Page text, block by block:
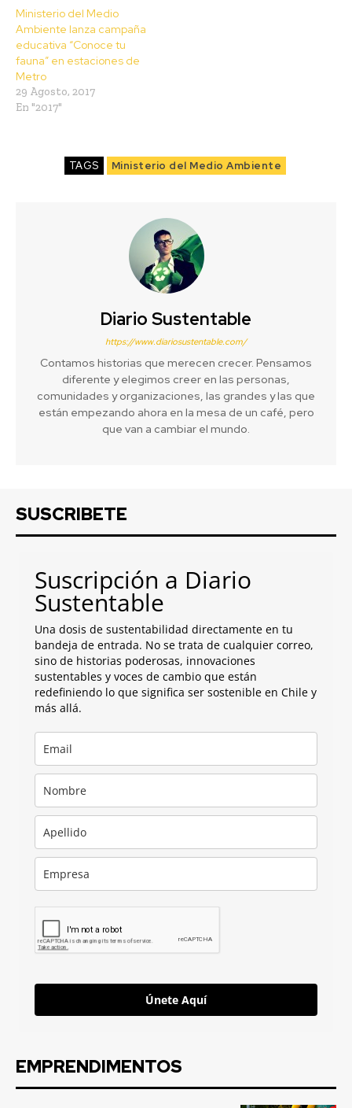
Ministerio del Medio
Ambiente lanza campaña
educativa “Conoce tu
fauna” en estaciones de
Metro
29 Agosto, 2017
En "2017"
TAGS Ministerio del Medio Ambiente
Diario Sustentable
https://www.diariosustentable.com/
Contamos historias que merecen crecer. Pensamos
diferente y elegimos creer en las personas,
comunidades y organizaciones, las grandes y las que
están empezando ahora en la mesa de un café, pero
que van a cambiar el mundo.
SUSCRIBETE
Suscripción a Diario
Sustentable
Una dosis de sustentabilidad directamente en tu
bandeja de entrada. No se trata de cualquier correo,
sino de historias poderosas, innovaciones
sustentables y voces de cambio que están
redefiniendo lo que significa ser sostenible en Chile y
más allá.
Únete Aquí
EMPRENDIMENTOS